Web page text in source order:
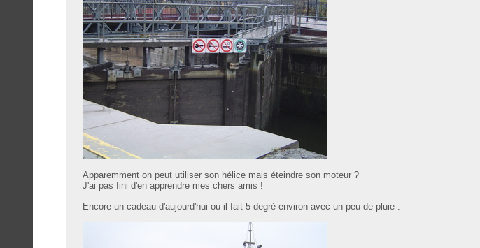
Apparemment on peut utiliser son hélice mais éteindre son moteur ?
J'ai pas fini d'en apprendre mes chers amis !
Encore un cadeau d'aujourd'hui ou il fait 5 degré environ avec un peu de pluie .